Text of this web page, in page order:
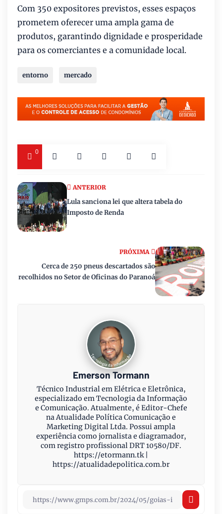
Com 350 expositores previstos, esses espaços
prometem oferecer uma ampla gama de
produtos, garantindo dignidade e prosperidade
para os comerciantes e a comunidade local.
entorno mercado
0
PRÓXIMA
Cerca de 250 pneus descartados são
recolhidos no Setor de Oficinas do Paranoá
ANTERIOR
Lula sanciona lei que altera tabela do
Imposto de Renda
Emerson Tormann
Técnico Industrial em Elétrica e Eletrônica,
especializado em Tecnologia da Informação
e Comunicação. Atualmente, é Editor-Chefe
na Atualidade Política Comunicação e
Marketing Digital Ltda. Possui ampla
experiência como jornalista e diagramador,
com registro profissional DRT 10580/DF.
https://etormann.tk |
https://atualidadepolitica.com.br